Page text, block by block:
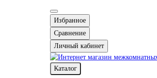
Избранное
Сравнение
Личный кабинет
Каталог